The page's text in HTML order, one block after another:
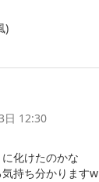
)
日 12:30
化けたのかな
持ち分かりますw